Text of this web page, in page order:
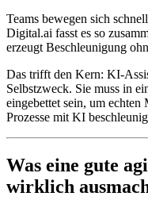
Teams bewegen sich
Digital.ai fasst es so
erzeugt Beschleunigung
Das trifft den Kern: KI-
Selbstzweck. Sie muss in
eingebettet sein, um
Prozesse mit KI
Was eine gute
wirklich